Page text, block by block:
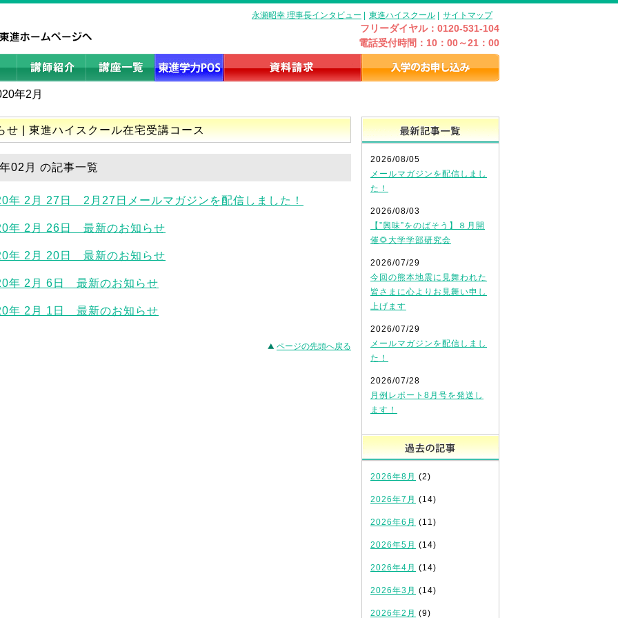
永瀬昭幸 理事長インタビュー 東進ハイスクール サイトマップ
フリーダイヤル：0120-531-104
電話受付時間：10：00～21：00
年2月
せ | 東進ハイスクール在宅受講コース
02月 の記事一覧
年 2月 27日 2月27日メールマガジンを配信しました！
年 2月 26日 最新のお知らせ
年 2月 20日 最新のお知らせ
年 2月 6日 最新のお知らせ
年 2月 1日 最新のお知らせ
ページの先頭へ戻る
2026/08/05
メールマガジンを配信しまし
た！
2026/08/03
【”興味”をのばそう】８月開
催🌻大学学部研究会
2026/07/29
今回の熊本地震に見舞われた
皆さまに心よりお見舞い申し
上げます
2026/07/29
メールマガジンを配信しまし
た！
2026/07/28
月例レポート8月号を発送し
ます！
2026年8月 (2)
2026年7月 (14)
2026年6月 (11)
2026年5月 (14)
2026年4月 (14)
2026年3月 (14)
2026年2月 (9)